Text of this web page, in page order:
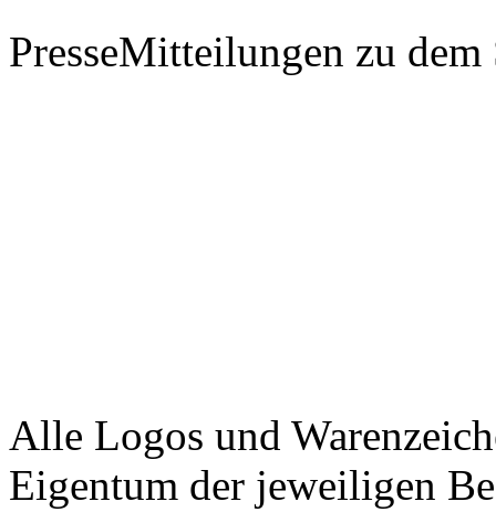
PresseMitteilungen zu
Alle Logos und
Eigentum der jeweiligen